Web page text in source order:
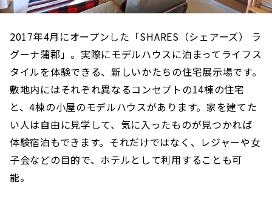
2017年4月にオープンした「SHARES（シェアーズ） ラ
グーナ蒲郡」。実際にモデルハウスに泊まってライフス
タイルを体験できる、新しいかたちの住宅展示場です。
敷地内にはそれぞれ異なるコンセプトの14棟の住宅
と、4棟の小屋のモデルハウスがあります。家を建てた
い人は自由に見学して、気に入ったものが見つかれば
体験宿泊もできます。それだけではなく、レジャーや女
子会などの目的で、ホテルとして利用することも可
能。